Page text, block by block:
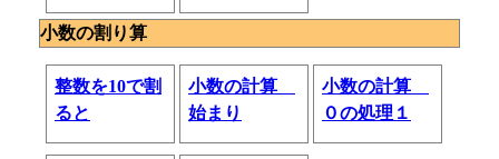
小数の割り算
整数を10で割
ると
小数の計算
始まり
小数の計算
０の処理１